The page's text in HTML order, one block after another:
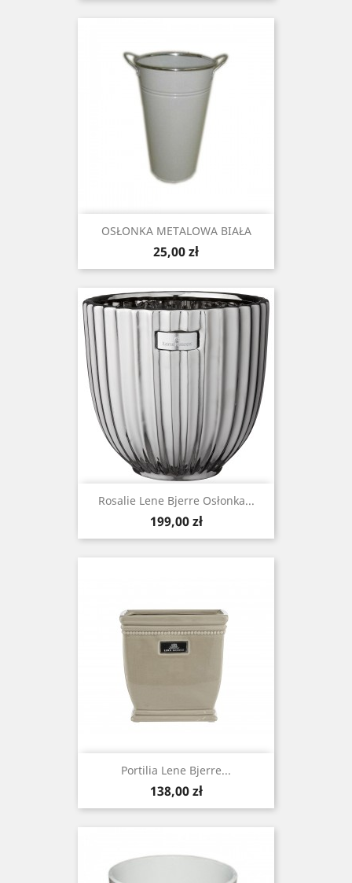
OSŁONKA METALOWA BIAŁA
Cena
25,00 zł
Rosalie Lene Bjerre Osłonka...
Cena
199,00 zł
Portilia Lene Bjerre...
Cena
138,00 zł